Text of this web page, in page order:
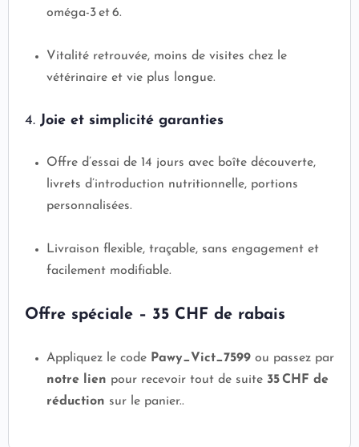
oméga-3 et 6.
Vitalité retrouvée, moins de visites chez le
vétérinaire et vie plus longue.
4. Joie et simplicité garanties
Offre d’essai de 14 jours avec boîte découverte,
livrets d’introduction nutritionnelle, portions
personnalisées.
Livraison flexible, traçable, sans engagement et
facilement modifiable.
Offre spéciale – 35 CHF de rabais
Appliquez le code Pawy_Vict_7599 ou passez par
notre lien pour recevoir tout de suite 35 CHF de
réduction sur le panier..